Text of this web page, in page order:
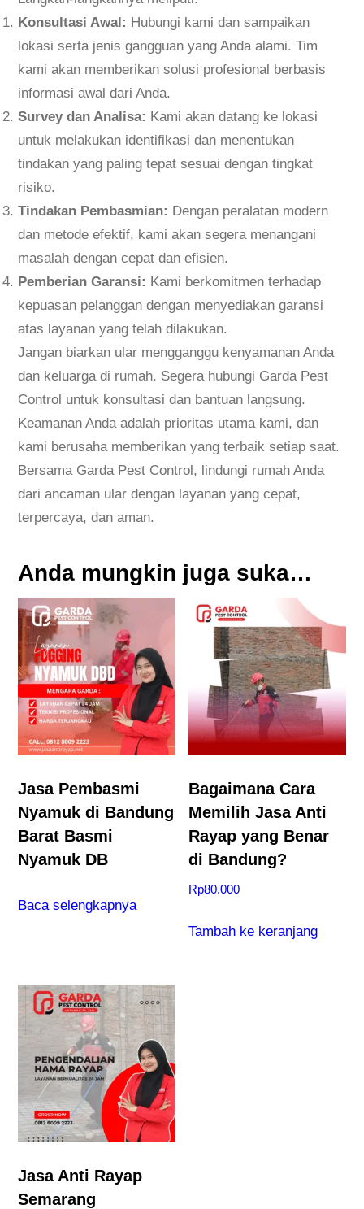
Konsultasi Awal: Hubungi kami dan sampaikan
lokasi serta jenis gangguan yang Anda alami. Tim
kami akan memberikan solusi profesional berbasis
informasi awal dari Anda.
Survey dan Analisa: Kami akan datang ke lokasi
untuk melakukan identifikasi dan menentukan
tindakan yang paling tepat sesuai dengan tingkat
risiko.
Tindakan Pembasmian: Dengan peralatan modern
dan metode efektif, kami akan segera menangani
masalah dengan cepat dan efisien.
Pemberian Garansi: Kami berkomitmen terhadap
kepuasan pelanggan dengan menyediakan garansi
atas layanan yang telah dilakukan.
Jangan biarkan ular mengganggu kenyamanan Anda
dan keluarga di rumah. Segera hubungi Garda Pest
Control untuk konsultasi dan bantuan langsung.
Keamanan Anda adalah prioritas utama kami, dan
kami berusaha memberikan yang terbaik setiap saat.
Bersama Garda Pest Control, lindungi rumah Anda
dari ancaman ular dengan layanan yang cepat,
terpercaya, dan aman.
Anda mungkin juga suka…
Jasa Pembasmi
Nyamuk di Bandung
Barat Basmi
Nyamuk DB
Baca selengkapnya
Bagaimana Cara
Memilih Jasa Anti
Rayap yang Benar
di Bandung?
Rp80.000
Tambah ke keranjang
Jasa Anti Rayap
Semarang